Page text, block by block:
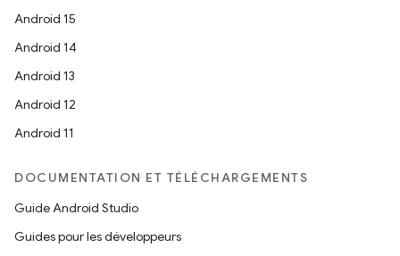
Android 15
Android 14
Android 13
Android 12
Android 11
DOCUMENTATION ET TÉLÉCHARGEMENTS
Guide Android Studio
Guides pour les développeurs